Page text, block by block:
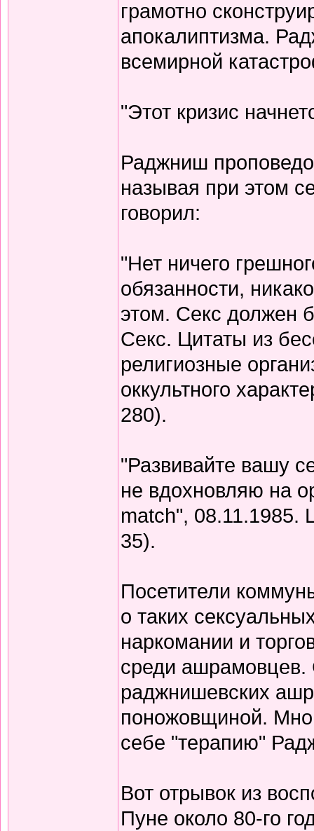
грамотно
апокалиптизма.
всемирной
"Этот кризис
Раджниш
называя при этом
говорил:
"Нет ничего
обязанности,
этом. Секс должен
Секс. Цитаты из
религиозные
оккультного
280).
"Развивайте вашу
не вдохновляю на
match", 08.11.1985.
35).
Посетители
о таких
наркомании и
среди ашрамовцев.
раджнишевских
поножовщиной.
себе "терапию"
Вот отрывок из
Пуне около 80-го